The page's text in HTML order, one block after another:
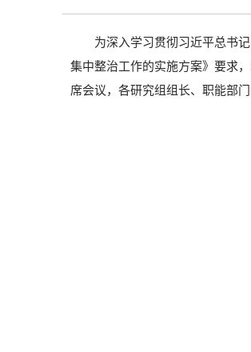
为深入学习贯彻习近平总书
集中整治工作的实施方案》要求
席会议，各研究组组长、职能部